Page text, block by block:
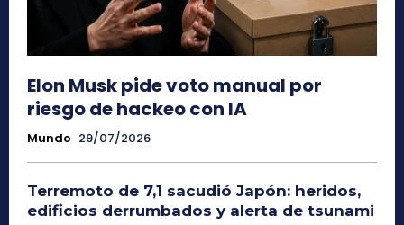
Elon Musk pide voto manual por
riesgo de hackeo con IA
Mundo 29/07/2026
Terremoto de 7,1 sacudió Japón: heridos,
edificios derrumbados y alerta de tsunami